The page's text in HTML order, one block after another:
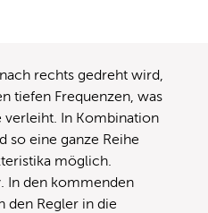
rechts gedreht wird,
tiefen Frequenzen, was
verleiht. In Kombination
so eine ganze Reihe
möglich.
In den kommenden
den Regler in die